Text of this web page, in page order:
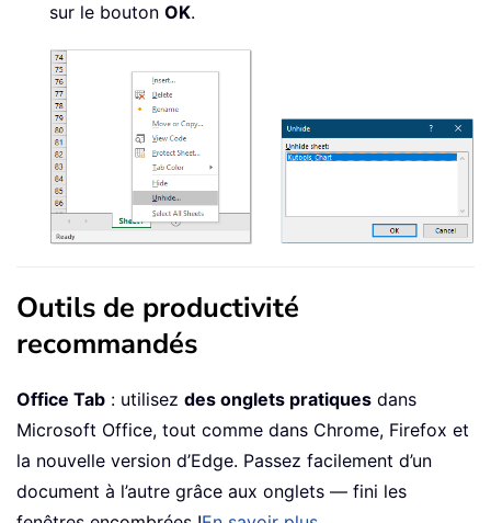
sur le bouton OK.
Outils de productivité
recommandés
Office Tab : utilisez des onglets pratiques dans
Microsoft Office, tout comme dans Chrome, Firefox et
la nouvelle version d’Edge. Passez facilement d’un
document à l’autre grâce aux onglets — fini les